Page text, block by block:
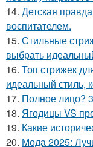
14. Детская
воспитателем.
15. Стильные
выбрать
16. Топ стрижек
идеальный стиль,
17. Полное лицо?
18. Ягодицы VS
19. Какие
20. Мода 2025: